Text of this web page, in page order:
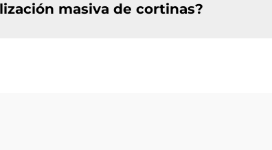
masiva de cortinas?